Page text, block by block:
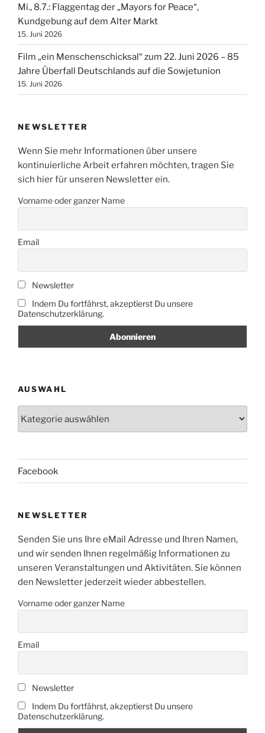
Mi., 8.7.: Flaggentag der „Mayors for Peace“,
Kundgebung auf dem Alter Markt
15. Juni 2026
Film „ein Menschenschicksal“ zum 22. Juni 2026 – 85
Jahre Überfall Deutschlands auf die Sowjetunion
15. Juni 2026
NEWSLETTER
Wenn Sie mehr Informationen über unsere
kontinuierliche Arbeit erfahren möchten, tragen Sie
sich hier für unseren Newsletter ein.
Vorname oder ganzer Name
Email
Newsletter
Indem Du fortfährst, akzeptierst Du unsere
Datenschutzerklärung.
AUSWAHL
Facebook
NEWSLETTER
Senden Sie uns Ihre eMail Adresse und Ihren Namen,
und wir senden Ihnen regelmäßig Informationen zu
unseren Veranstaltungen und Aktivitäten. Sie können
den Newsletter jederzeit wieder abbestellen.
Vorname oder ganzer Name
Email
Newsletter
Indem Du fortfährst, akzeptierst Du unsere
Datenschutzerklärung.